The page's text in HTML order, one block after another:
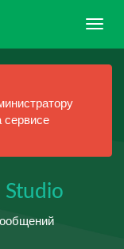
сервисе
Studio